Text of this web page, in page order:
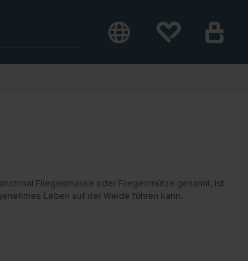
Fliegenmaske oder Fliegenmütze genannt, ist
Leben auf der Weide führen kann.